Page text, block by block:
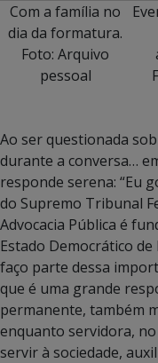
Com a família no
dia da formatura.
Foto: Arquivo
pessoal
Ao ser questionada
durante a conversa…
responde serena: “Eu
do Supremo Tribunal
Advocacia Pública é
Estado Democrático
faço parte dessa
que é uma grande
permanente, também
enquanto servidora,
servir à sociedade,